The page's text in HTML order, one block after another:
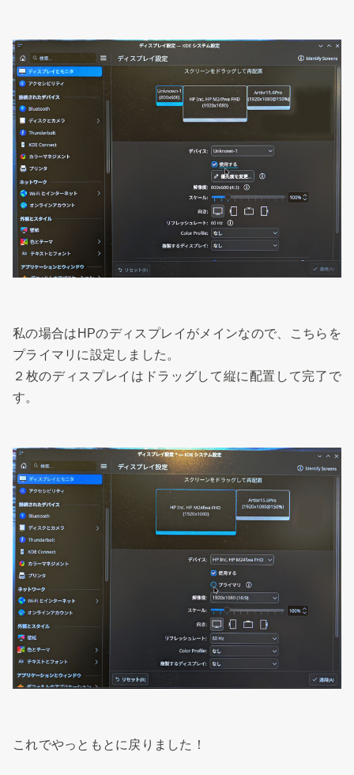
私の場合はHPのディスプレイがメインなので、こちらを
プライマリに設定しました。
２枚のディスプレイはドラッグして縦に配置して完了で
す。
これでやっともとに戻りました！